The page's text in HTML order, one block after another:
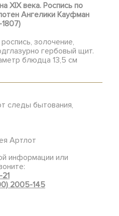
XIX века. Роспись по
Ангелики Кауфман
золочение,
гербовый щит.
блюдца 13,5 см
следы бытования,
Артлот
информации или
2005-145